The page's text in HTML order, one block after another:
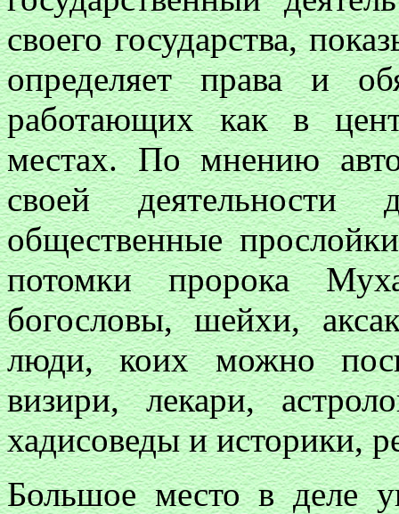
своего государства,
определяет права и
работающих как в
местах. По мнению
своей
общественные
потомки пророка
богословы, шейхи,
люди, коих можно
визири, лекари,
хадисоведы и историки,
Большое место в деле